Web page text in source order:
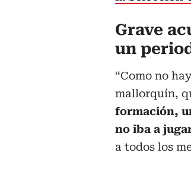
Grave
un
“Como no
mallorquín,
formación,
no iba a
a todos los